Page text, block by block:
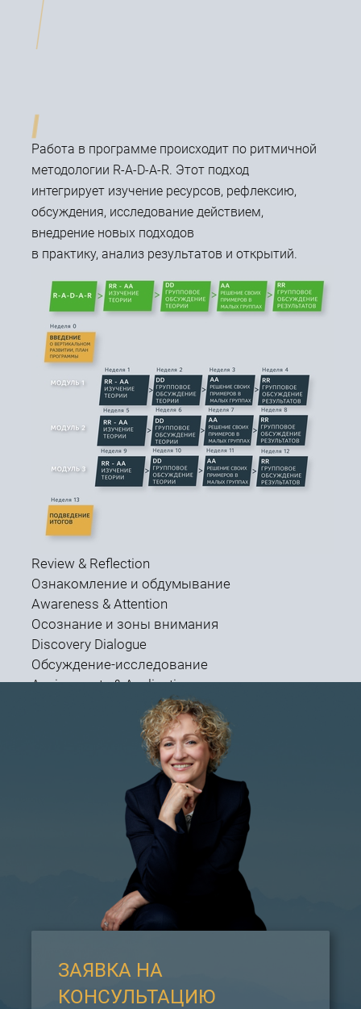
Работа в программе происходит по ритмичной
методологии R-A-D-A-R. Этот подход
интегрирует изучение ресурсов, рефлексию,
обсуждения, исследование действием,
внедрение новых подходов
в практику, анализ результатов и открытий.
Review & Reflection
Ознакомление и обдумывание
Awareness & Attention
Осознание и зоны внимания
Discovery Dialogue
Обсуждение-исследование
Assignments & Applications
Задания и применение
Results & Revelations
Результаты и открытия
ЗАЯВКА НА
КОНСУЛЬТАЦИЮ